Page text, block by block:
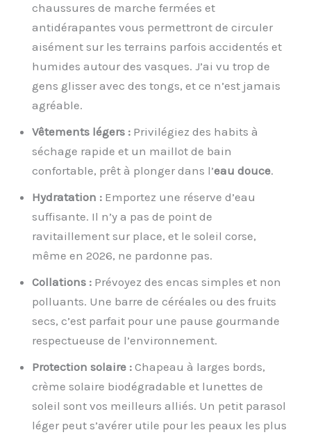
chaussures de marche fermées et
antidérapantes vous permettront de circuler
aisément sur les terrains parfois accidentés et
humides autour des vasques. J’ai vu trop de
gens glisser avec des tongs, et ce n’est jamais
agréable.
Vêtements légers : Privilégiez des habits à
séchage rapide et un maillot de bain
confortable, prêt à plonger dans l’eau douce.
Hydratation : Emportez une réserve d’eau
suffisante. Il n’y a pas de point de
ravitaillement sur place, et le soleil corse,
même en 2026, ne pardonne pas.
Collations : Prévoyez des encas simples et non
polluants. Une barre de céréales ou des fruits
secs, c’est parfait pour une pause gourmande
respectueuse de l’environnement.
Protection solaire : Chapeau à larges bords,
crème solaire biodégradable et lunettes de
soleil sont vos meilleurs alliés. Un petit parasol
léger peut s’avérer utile pour les peaux les plus